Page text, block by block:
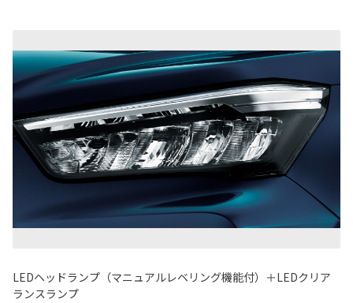
LEDヘッドランプ（マニュアルレベリング機能付）＋LEDクリア
ランスランプ